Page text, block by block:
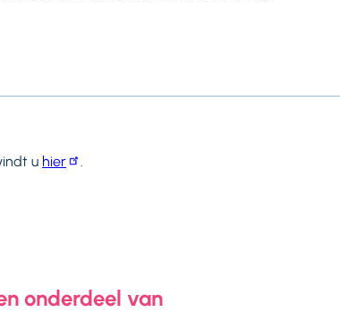
u hier .
onderdeel van